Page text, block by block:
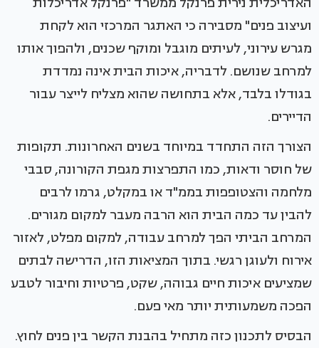
ועיצוב פנים" מסבירה כי האתגר המרכזי הוא לקחת
מגרש עירוני, לעיתים מוגבל ומוקף שכנים, ולהפוך אותו
למרחב שנושם. לדבריה, איכות הבית אינה נמדדת
בגודלו בלבד, אלא בתחושה שהוא מצליח לייצר עבור
הדיירים.
הצורך הזה התחדד במיוחד בשנים האחרונות. תקופות
של חוסר ודאות, כמו התפרצות מגפת הקורונה, סבבי
מלחמה והצטופפות בממ"ד או במקלט, גרמו לרבים
להבין עד כמה הבית הוא הרבה מעבר למקום מגורים.
המרחב הביתי הפך למרחב עבודה, למקום מפלט, לאזור
אירוח ולעוגן רגשי. בתוך המציאות הזו, הדרישה לבתים
שמציעים איכות חיים גבוהה, שקט, פרטיות וחיבור לטבע
הפכה משמעותית יותר מאי פעם.
הבסיס לתכנון כזה מתחיל בהבנת הקשר בין פנים לחוץ.